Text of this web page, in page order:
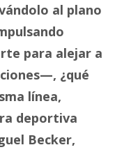
al plano
para alejar a
¿qué
línea,
deportiva
Becker,